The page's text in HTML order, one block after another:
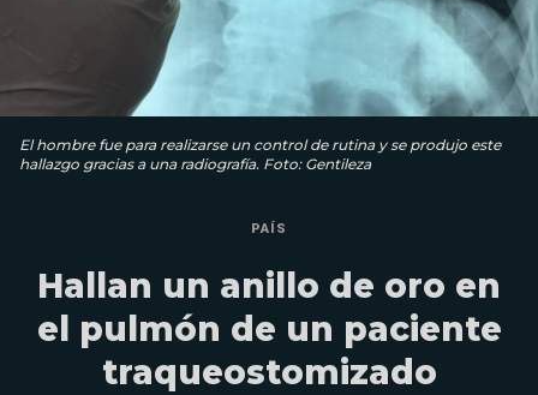
El hombre fue para realizarse un control de rutina y se produjo este
hallazgo gracias a una radiografía. Foto: Gentileza
PAÍS
Hallan un anillo de oro en
el pulmón de un paciente
traqueostomizado